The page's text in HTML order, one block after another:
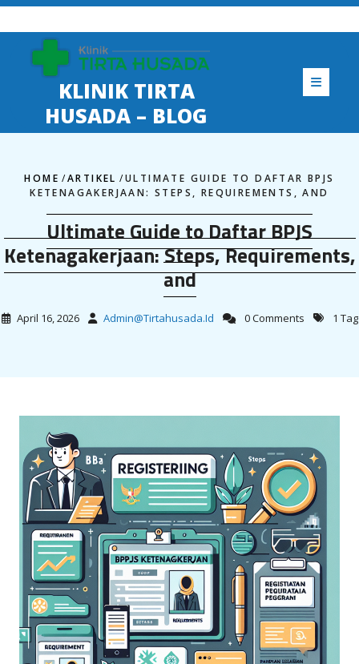
Skip
to
content
KLINIK TIRTA
HUSADA – BLOG
HOME /ARTIKEL /ULTIMATE GUIDE TO DAFTAR BPJS
KETENAGAKERJAAN: STEPS, REQUIREMENTS, AND
Ultimate Guide to Daftar BPJS
Ketenagakerjaan: Steps, Requirements,
and
April 16, 2026 Admin@tirtahusada.id 0 Comments 1 Tag